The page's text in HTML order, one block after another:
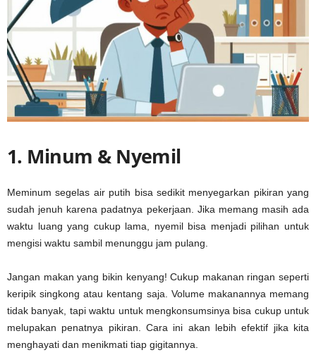
1. Minum & Nyemil
Meminum segelas air putih bisa sedikit menyegarkan pikiran yang
sudah jenuh karena padatnya pekerjaan. Jika memang masih ada
waktu luang yang cukup lama, nyemil bisa menjadi pilihan untuk
mengisi waktu sambil menunggu jam pulang.
Jangan makan yang bikin kenyang! Cukup makanan ringan seperti
keripik singkong atau kentang saja. Volume makanannya memang
tidak banyak, tapi waktu untuk mengkonsumsinya bisa cukup untuk
melupakan penatnya pikiran. Cara ini akan lebih efektif jika kita
menghayati dan menikmati tiap gigitannya.